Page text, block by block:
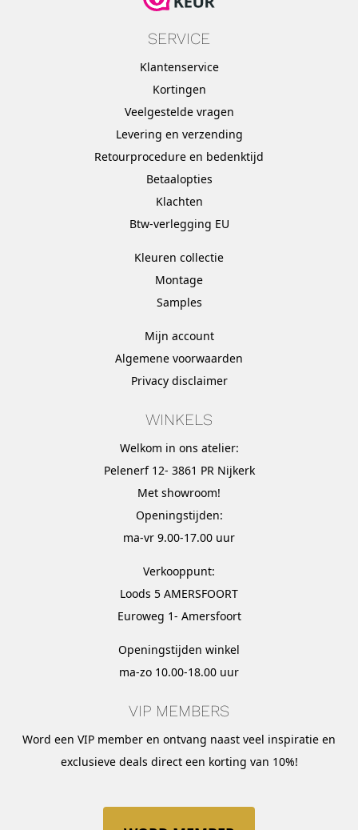
SERVICE
Klantenservice
Kortingen
Veelgestelde vragen
Levering en verzending
Retourprocedure en bedenktijd
Betaalopties
Klachten
Btw-verlegging EU
Kleuren collectie
Montage
Samples
Mijn account
Algemene voorwaarden
Privacy disclaimer
WINKELS
Welkom in ons atelier:
Pelenerf 12- 3861 PR Nijkerk
Met showroom!
Openingstijden:
ma-vr 9.00-17.00 uur
Verkooppunt:
Loods 5 AMERSFOORT
Euroweg 1- Amersfoort
Openingstijden winkel
ma-zo 10.00-18.00 uur
VIP MEMBERS
Word een VIP member en ontvang naast veel inspiratie en
exclusieve deals direct een korting van 10%!